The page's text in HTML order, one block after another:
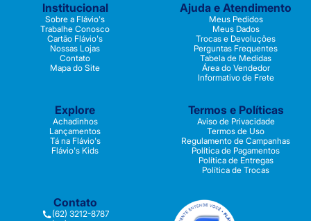
Institucional
Sobre a Flávio's
Trabalhe Conosco
Cartão Flávio's
Nossas Lojas
Contato
Mapa do Site
Ajuda e Atendimento
Meus Pedidos
Meus Dados
Trocas e Devoluções
Perguntas Frequentes
Tabela de Medidas
Área do Vendedor
Informativo de Frete
Explore
Achadinhos
Lançamentos
Tá na Flávio's
Flávio's Kids
Termos e Políticas
Aviso de Privacidade
Termos de Uso
Regulamento de Campanhas
Política de Pagamentos
Política de Entregas
Política de Trocas
Contato
(62) 3212-8787